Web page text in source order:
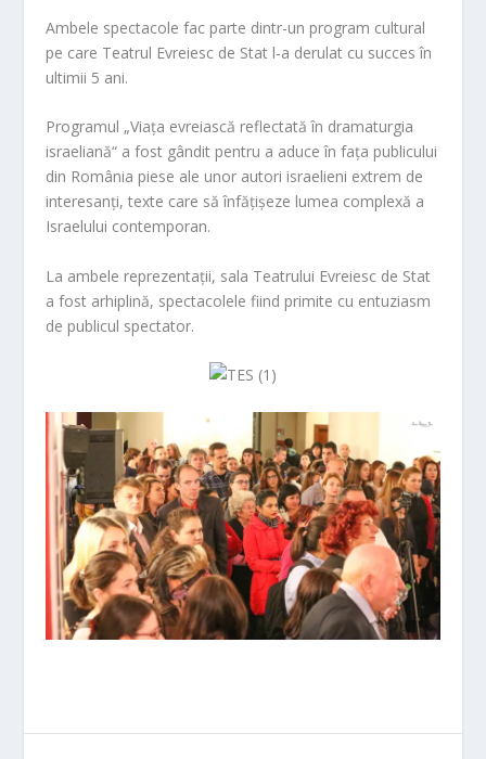
Ambele spectacole fac parte dintr-un program cultural
pe care Teatrul Evreiesc de Stat l-a derulat cu succes în
ultimii 5 ani.
Programul „Viața evreiască reflectată în dramaturgia
israeliană“ a fost gândit pentru a aduce în fața publicului
din România piese ale unor autori israelieni extrem de
interesanți, texte care să înfățișeze lumea complexă a
Israelului contemporan.
La ambele reprezentații, sala Teatrului Evreiesc de Stat
a fost arhiplină, spectacolele fiind primite cu entuziasm
de publicul spectator.